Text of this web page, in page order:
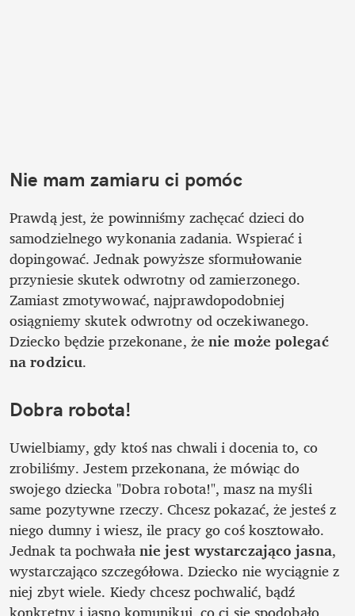
Nie mam zamiaru ci pomóc
Prawdą jest, że powinniśmy zachęcać dzieci do
samodzielnego wykonania zadania. Wspierać i
dopingować. Jednak powyższe sformułowanie
przyniesie skutek odwrotny od zamierzonego.
Zamiast zmotywować, najprawdopodobniej
osiągniemy skutek odwrotny od oczekiwanego.
Dziecko będzie przekonane, że nie może polegać
na rodzicu.
Dobra robota!
Uwielbiamy, gdy ktoś nas chwali i docenia to, co
zrobiliśmy. Jestem przekonana, że mówiąc do
swojego dziecka "Dobra robota!", masz na myśli
same pozytywne rzeczy. Chcesz pokazać, że jesteś z
niego dumny i wiesz, ile pracy go coś kosztowało.
Jednak ta pochwała nie jest wystarczająco jasna,
wystarczająco szczegółowa. Dziecko nie wyciągnie z
niej zbyt wiele. Kiedy chcesz pochwalić, bądź